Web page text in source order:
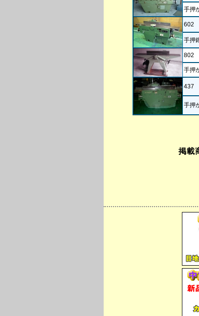
手押
602
手押
802
手押
437
手押
掲載